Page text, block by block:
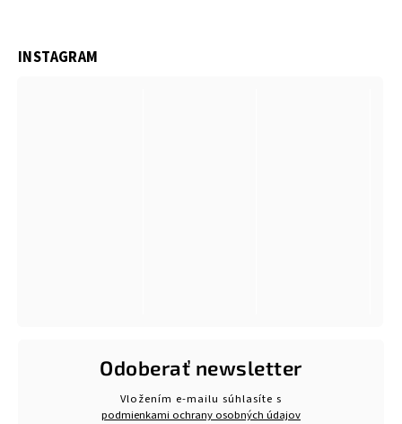
INSTAGRAM
Odoberať newsletter
Vložením e-mailu súhlasíte s
podmienkami ochrany osobných údajov